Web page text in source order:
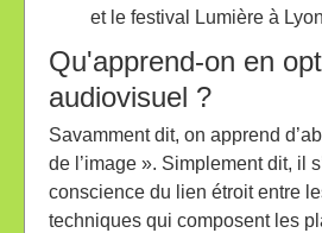
et le festival Lumière à
Qu'apprend-on en
audiovisuel ?
Savamment dit, on apprend
de l’image ». Simplement dit, il
conscience du lien étroit entre
techniques qui composent les